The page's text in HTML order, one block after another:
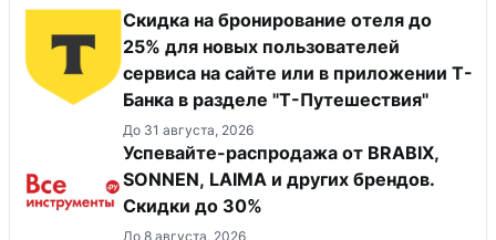
Скидка на бронирование отеля до
25% для новых пользователей
сервиса на сайте или в приложении Т-
Банка в разделе "Т-Путешествия"
До 31 августа, 2026
Успевайте-распродажа от BRABIX,
SONNEN, LAIMA и других брендов.
Скидки до 30%
До 8 августа, 2026